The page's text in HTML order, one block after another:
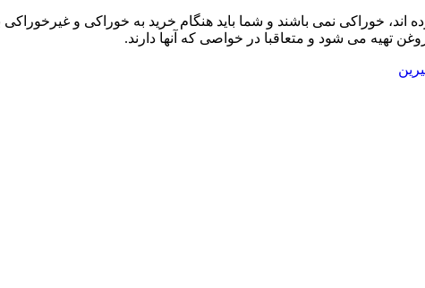
خوراکی نمی باشند و شما باید هنگام خرید به خوراکی و غیرخوراکی
تهیه می شود و متعاقبا در خواصی که آنها دارند.